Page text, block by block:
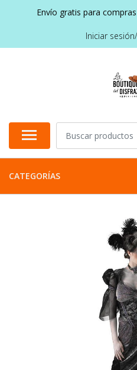
Envío gratis para
Iniciar
CATEGORÍAS